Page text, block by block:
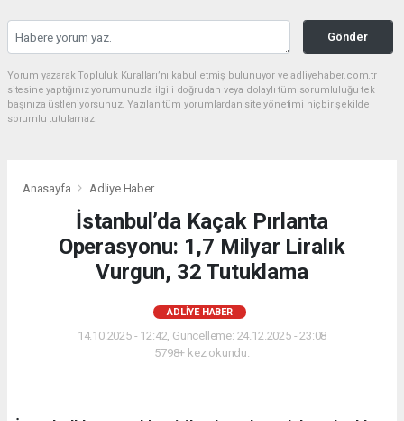
Gönder
Yorum yazarak Topluluk Kuralları’nı kabul etmiş bulunuyor ve adliyehaber.com.tr
sitesine yaptığınız yorumunuzla ilgili doğrudan veya dolaylı tüm sorumluluğu tek
başınıza üstleniyorsunuz. Yazılan tüm yorumlardan site yönetimi hiçbir şekilde
sorumlu tutulamaz.
Anasayfa Adliye Haber
İstanbul’da Kaçak Pırlanta
Operasyonu: 1,7 Milyar Liralık
Vurgun, 32 Tutuklama
ADLIYE HABER
14.10.2025 - 12:42, Güncelleme: 24.12.2025 - 23:08
5798+ kez okundu.